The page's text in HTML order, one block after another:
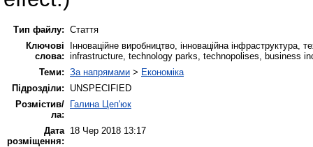
Тип файлу: Стаття
Ключові
слова:
Інноваційне виробництво, інноваційна інфраструктура,
infrastructure, technology parks, technopolises, business
Теми: За напрямами > Економіка
Підрозділи:
UNSPECIFIED
Розмістив/
ла:
Галина Цеп'юк
Дата
розміщення:
18 Чер 2018 13:17